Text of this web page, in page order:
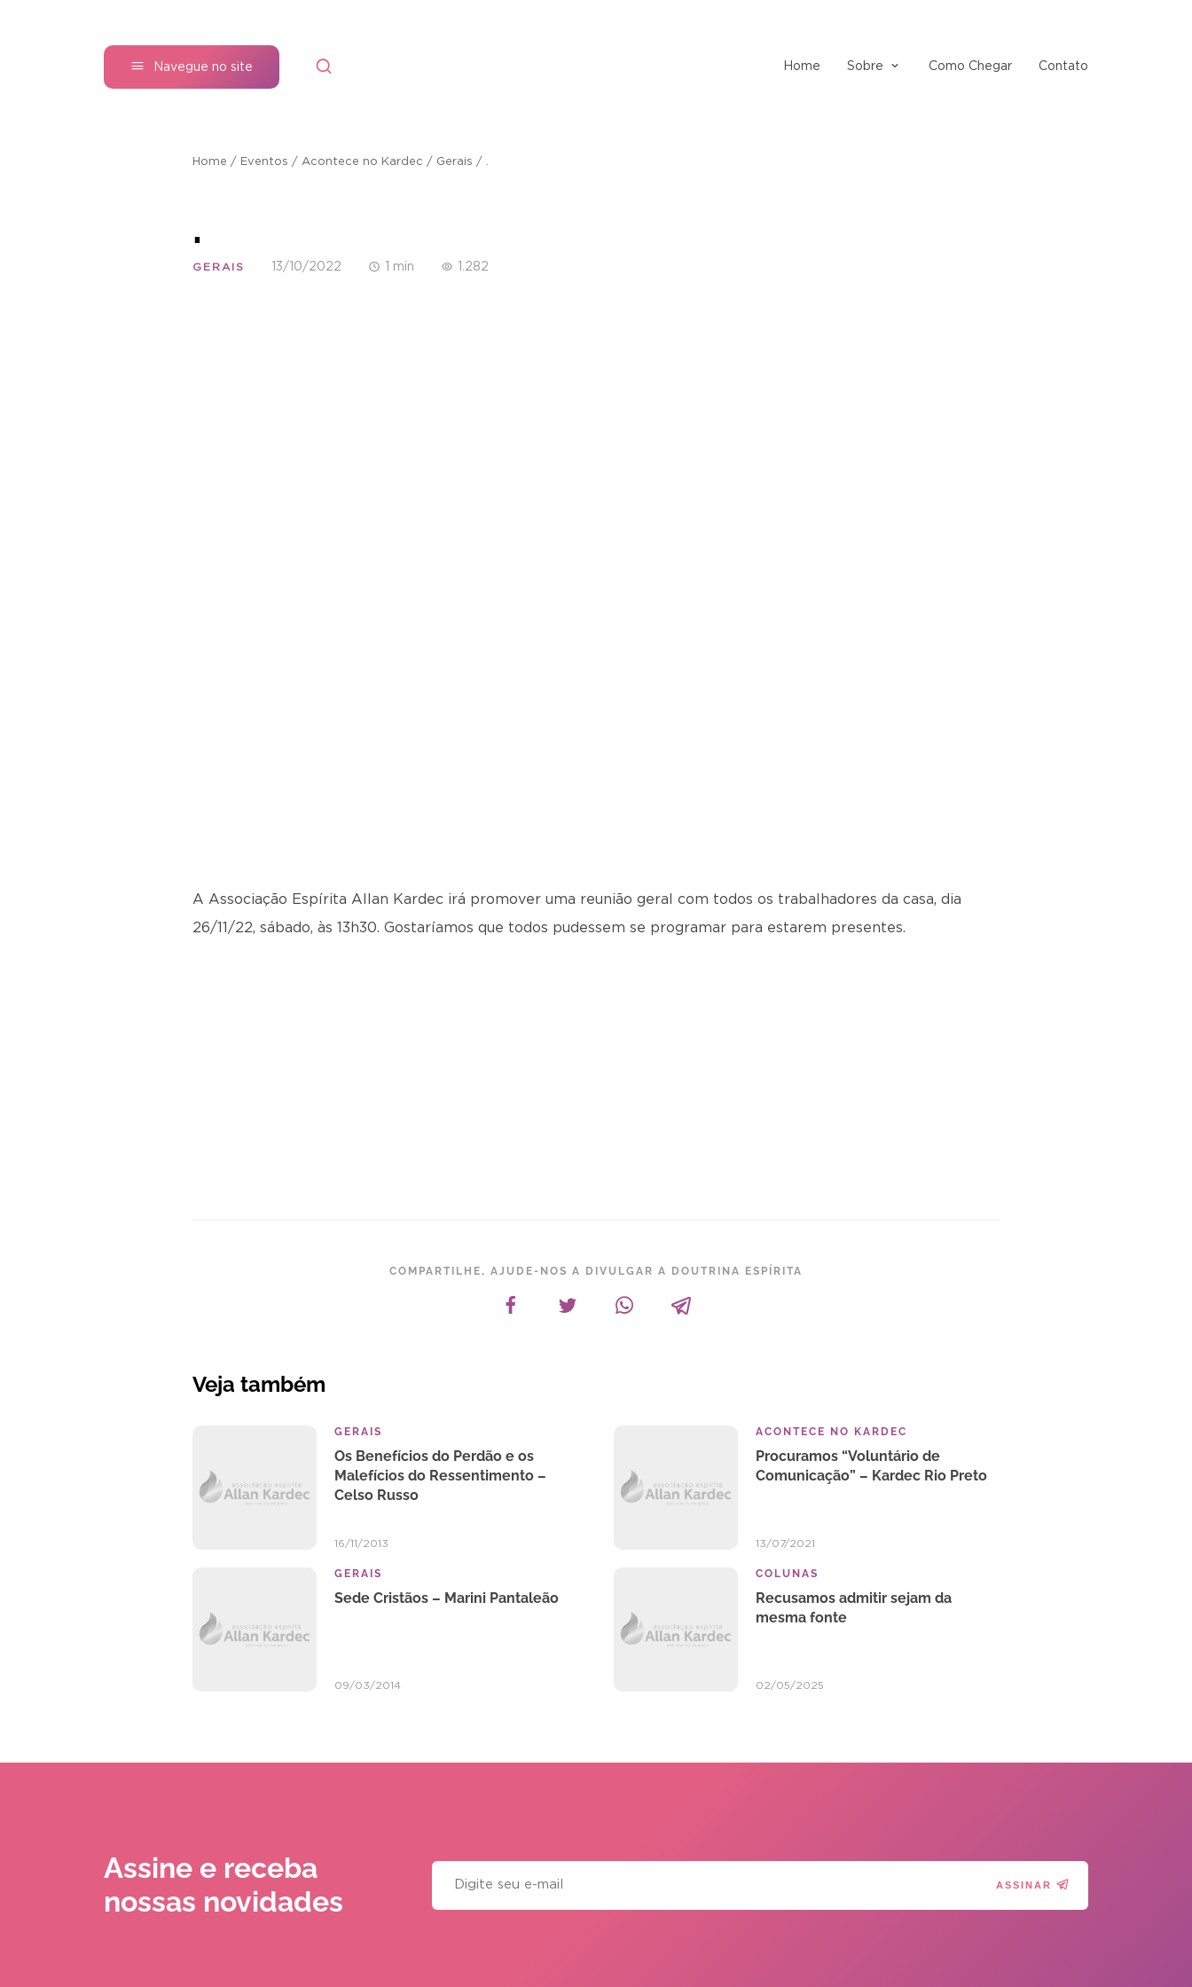
Navegue no site Home Sobre Como Chegar Contato
Home / Eventos / Acontece no Kardec / Gerais / .
.
GERAIS 13/10/2022 1 min 1.282
A Associação Espírita Allan Kardec irá promover uma reunião geral com todos os trabalhadores da casa, dia
26/11/22, sábado, às 13h30. Gostaríamos que todos pudessem se programar para estarem presentes.
COMPARTILHE, AJUDE-NOS A DIVULGAR A DOUTRINA ESPÍRITA
Veja também
GERAIS
Os Benefícios do Perdão e os
Malefícios do Ressentimento –
Celso Russo
16/11/2013
ACONTECE NO KARDEC
Procuramos “Voluntário de
Comunicação” – Kardec Rio Preto
13/07/2021
GERAIS
Sede Cristãos – Marini Pantaleão
09/03/2014
COLUNAS
Recusamos admitir sejam da
mesma fonte
02/05/2025
Assine e receba
nossas novidades
ASSINAR